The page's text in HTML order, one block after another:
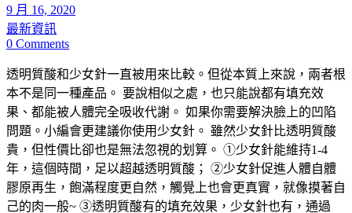
9 月 16, 2020
最新資訊
0 Comments
透明質酸和少女針一直被用來比較。但從本質上來說，兩者根
本不是同一種產品。 要說相似之處，也只能說都有填充效
果、都能被人體完全吸收代謝。 如果你需要解決臉上的凹陷
問題。小編會更建議你使用少女針。 雖然少女針比透明質酸
貴，但性價比卻也是無法忽視的划算。 ①少女針能維持1-4
年，這個時間，足以超越透明質酸； ②少女針促進人體自體
膠原再生，飽滿程度更自然，觸覺上也會更真實，就像摸著自
己的肉一般~ ③透明質酸有的填充效果，少女針也有，通過